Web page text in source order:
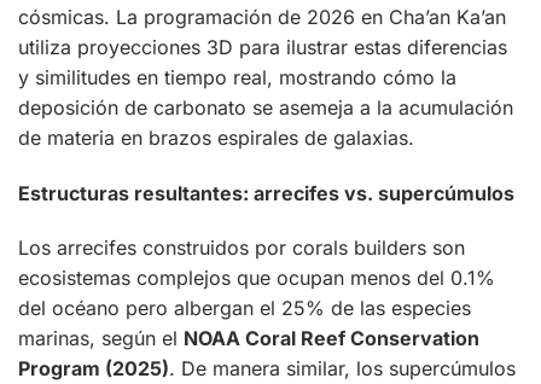
cósmicas. La programación de 2026 en Cha’an Ka’an
utiliza proyecciones 3D para ilustrar estas diferencias
y similitudes en tiempo real, mostrando cómo la
deposición de carbonato se asemeja a la acumulación
de materia en brazos espirales de galaxias.
Estructuras resultantes: arrecifes vs. supercúmulos
Los arrecifes construidos por corals builders son
ecosistemas complejos que ocupan menos del 0.1%
del océano pero albergan el 25% de las especies
marinas, según el NOAA Coral Reef Conservation
Program (2025). De manera similar, los supercúmulos